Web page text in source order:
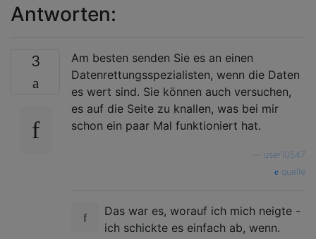
Antworten:
3
Am besten senden Sie es an einen
Datenrettungsspezialisten, wenn die Daten
es wert sind. Sie können auch versuchen,
es auf die Seite zu knallen, was bei mir
schon ein paar Mal funktioniert hat.
user10547
quelle
Das war es, worauf ich mich neigte -
ich schickte es einfach ab, wenn.